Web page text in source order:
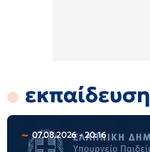
εκπαίδευση
07.08.2026 - 20:16